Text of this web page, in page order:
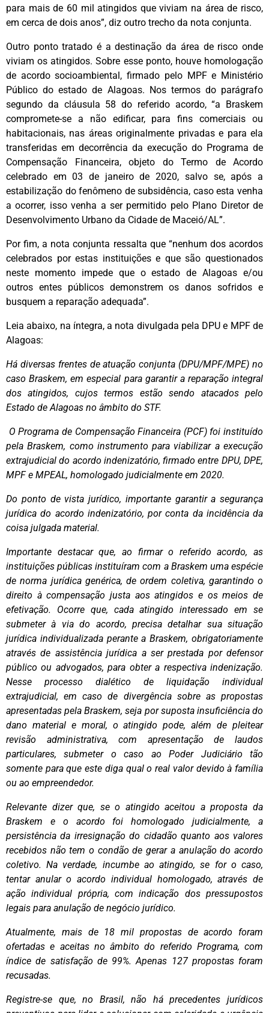
para mais de 60 mil atingidos que viviam na área de risco,
em cerca de dois anos”, diz outro trecho da nota conjunta.
Outro ponto tratado é a destinação da área de risco onde
viviam os atingidos. Sobre esse ponto, houve homologação
de acordo socioambiental, firmado pelo MPF e Ministério
Público do estado de Alagoas. Nos termos do parágrafo
segundo da cláusula 58 do referido acordo, “a Braskem
compromete-se a não edificar, para fins comerciais ou
habitacionais, nas áreas originalmente privadas e para ela
transferidas em decorrência da execução do Programa de
Compensação Financeira, objeto do Termo de Acordo
celebrado em 03 de janeiro de 2020, salvo se, após a
estabilização do fenômeno de subsidência, caso esta venha
a ocorrer, isso venha a ser permitido pelo Plano Diretor de
Desenvolvimento Urbano da Cidade de Maceió/AL”.
Por fim, a nota conjunta ressalta que “nenhum dos acordos
celebrados por estas instituições e que são questionados
neste momento impede que o estado de Alagoas e/ou
outros entes públicos demonstrem os danos sofridos e
busquem a reparação adequada”.
Leia abaixo, na íntegra, a nota divulgada pela DPU e MPF de
Alagoas:
Há diversas frentes de atuação conjunta (DPU/MPF/MPE) no
caso Braskem, em especial para garantir a reparação integral
dos atingidos, cujos termos estão sendo atacados pelo
Estado de Alagoas no âmbito do STF.
O Programa de Compensação Financeira (PCF) foi instituído
pela Braskem, como instrumento para viabilizar a execução
extrajudicial do acordo indenizatório, firmado entre DPU, DPE,
MPF e MPEAL, homologado judicialmente em 2020.
Do ponto de vista jurídico, importante garantir a segurança
jurídica do acordo indenizatório, por conta da incidência da
coisa julgada material.
Importante destacar que, ao firmar o referido acordo, as
instituições públicas instituíram com a Braskem uma espécie
de norma jurídica genérica, de ordem coletiva, garantindo o
direito à compensação justa aos atingidos e os meios de
efetivação. Ocorre que, cada atingido interessado em se
submeter à via do acordo, precisa detalhar sua situação
jurídica individualizada perante a Braskem, obrigatoriamente
através de assistência jurídica a ser prestada por defensor
público ou advogados, para obter a respectiva indenização.
Nesse processo dialético de liquidação individual
extrajudicial, em caso de divergência sobre as propostas
apresentadas pela Braskem, seja por suposta insuficiência do
dano material e moral, o atingido pode, além de pleitear
revisão administrativa, com apresentação de laudos
particulares, submeter o caso ao Poder Judiciário tão
somente para que este diga qual o real valor devido à família
ou ao empreendedor.
Relevante dizer que, se o atingido aceitou a proposta da
Braskem e o acordo foi homologado judicialmente, a
persistência da irresignação do cidadão quanto aos valores
recebidos não tem o condão de gerar a anulação do acordo
coletivo. Na verdade, incumbe ao atingido, se for o caso,
tentar anular o acordo individual homologado, através de
ação individual própria, com indicação dos pressupostos
legais para anulação de negócio jurídico.
Atualmente, mais de 18 mil propostas de acordo foram
ofertadas e aceitas no âmbito do referido Programa, com
índice de satisfação de 99%. Apenas 127 propostas foram
recusadas.
Registre-se que, no Brasil, não há precedentes jurídicos